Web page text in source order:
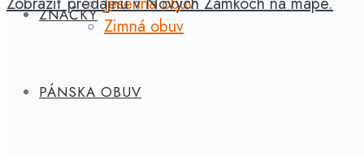
ZNAČKY Zimná obuv
PÁNSKA OBUV